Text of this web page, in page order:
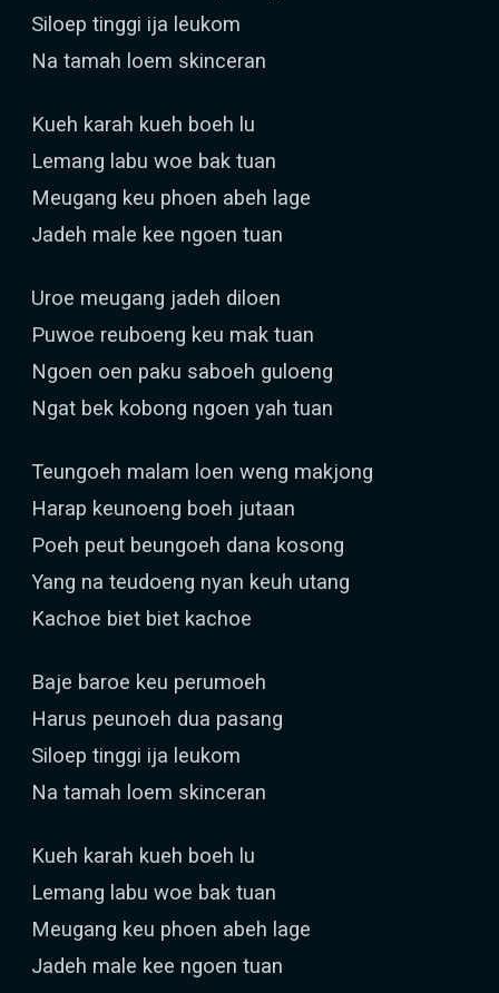
Siloep tinggi ija leukom
Na tamah loem skinceran
Kueh karah kueh boeh lu
Lemang labu woe bak tuan
Meugang keu phoen abeh lage
Jadeh male kee ngoen tuan
Uroe meugang jadeh diloen
Puwoe reuboeng keu mak tuan
Ngoen oen paku saboeh guloeng
Ngat bek kobong ngoen yah tuan
Teungoeh malam loen weng makjong
Harap keunoeng boeh jutaan
Poeh peut beungoeh dana kosong
Yang na teudoeng nyan keuh utang
Kachoe biet biet kachoe
Baje baroe keu perumoeh
Harus peunoeh dua pasang
Siloep tinggi ija leukom
Na tamah loem skinceran
Kueh karah kueh boeh lu
Lemang labu woe bak tuan
Meugang keu phoen abeh lage
Jadeh male kee ngoen tuan